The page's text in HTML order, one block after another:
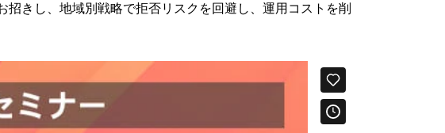
きし、地域別戦略で拒否リスクを回避し、運用コストを削